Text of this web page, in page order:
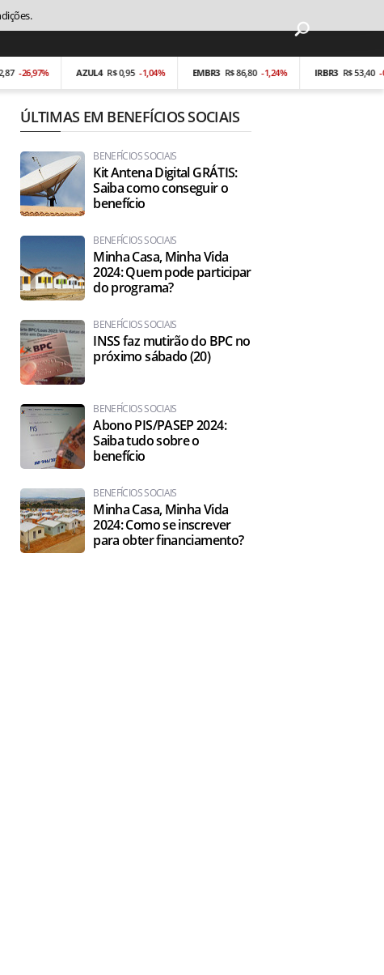
AZUL4 R$ 0,95 -1,04% EMBR3 R$ 86,80 -1,24% IRBR3 R$ 53,40 -0,19%
ÚLTIMAS EM BENEFÍCIOS SOCIAIS
BENEFÍCIOS SOCIAIS
Kit Antena Digital GRÁTIS:
Saiba como conseguir o
benefício
BENEFÍCIOS SOCIAIS
Minha Casa, Minha Vida
2024: Quem pode participar
do programa?
BENEFÍCIOS SOCIAIS
INSS faz mutirão do BPC no
próximo sábado (20)
BENEFÍCIOS SOCIAIS
Abono PIS/PASEP 2024:
Saiba tudo sobre o
benefício
BENEFÍCIOS SOCIAIS
Minha Casa, Minha Vida
2024: Como se inscrever
para obter financiamento?